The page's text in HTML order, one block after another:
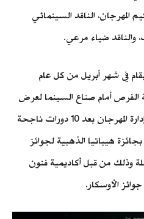
المهرجان، الناقد السينمائي
والناقد ضياء مرعي.
في عام 2015، ويقام في شهر أبريل من كل عام
الفرص أمام صناع السينما لعرض
أعمالهم على الجمهور، وتستعد إدارة المهرجان بعد 10 دورات ناجحة
هيباتيا الذهبية لجوائز
وذلك من قبل أكاديمية فنون
الأوسكار.